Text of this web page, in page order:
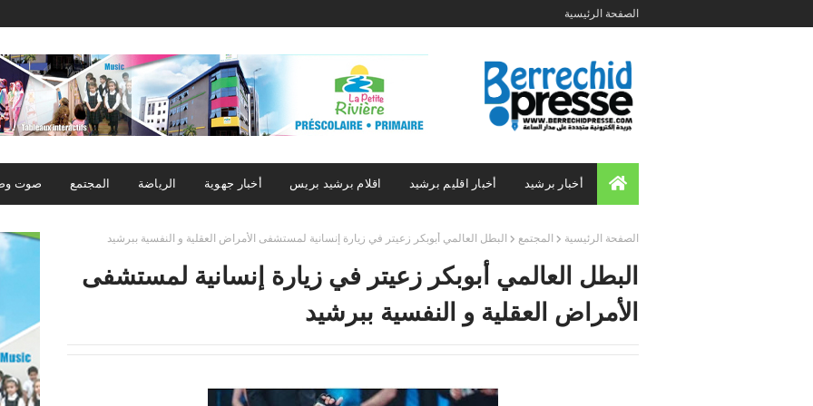
الصفحة الرئيسية
أخبار برشيد أخبار اقليم برشيد اقلام برشيد بريس أخبار جهوية الرياضة المجتمع صوت
الصفحة الرئيسية المجتمع البطل العالمي أبوبكر زعيتر في زيارة إنسانية لمستشفى الأمراض العقلية و النفسية ببرشيد
البطل العالمي أبوبكر زعيتر في زيارة إنسانية لمستشفى
الأمراض العقلية و النفسية ببرشيد